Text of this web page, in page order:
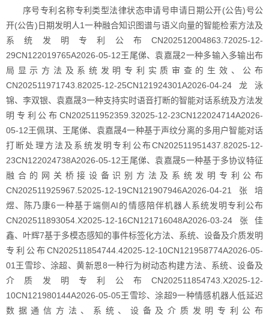
序号专利名称专利类型法律状态申请号申请日期公开(公告)号公
开(公告)日期发明人1一种融合知识图谱与语义向量的智能检索方法及
系统发明专利公布CN202512004863.72025-12-
29CN122019765A2026-05-12王尾俤、袁嘉晟2一种多输入多输出布
局显示方法及系统发明专利实质审查的生效、公布
CN202511971743.82025-12-25CN121924301A2026-04-24龙泳
锦、李双银、袁嘉晟3一种支持实时语音打断的智能对话系统及方法发
明专利公布CN202511952359.32025-12-23CN122024714A2026-
05-12王佩琪、王尾俤、袁嘉晟4一种基于声纹分离的多用户智能对话
打断处理方法及系统发明专利公布CN202511951437.82025-12-
23CN122024738A2026-05-12王尾俤、袁嘉晟5一种基于多协议特征
融合的网关桥接设备识别方法及系统发明专利公布
CN202511925967.52025-12-19CN121907946A2026-04-21张培
煜、陈乃康6一种基于端侧AI的情感陪伴机器人系统发明专利公布
CN202511893054.X2025-12-16CN121716048A2026-03-24张佳
鑫、叶辉7基于多模态感知的事件标签化方法、系统、设备及介质发明
专利公布CN202511854744.42025-12-10CN121958774A2026-05-
01王雪珍、涂超、黄新恩8一种行为树动态构建方法、系统、设备及
介质发明专利公布CN202511854743.X2025-12-
10CN121980144A2026-05-05王雪珍、涂超9一种情感机器人低延迟
数据通信方法、系统、设备及介质发明专利公布